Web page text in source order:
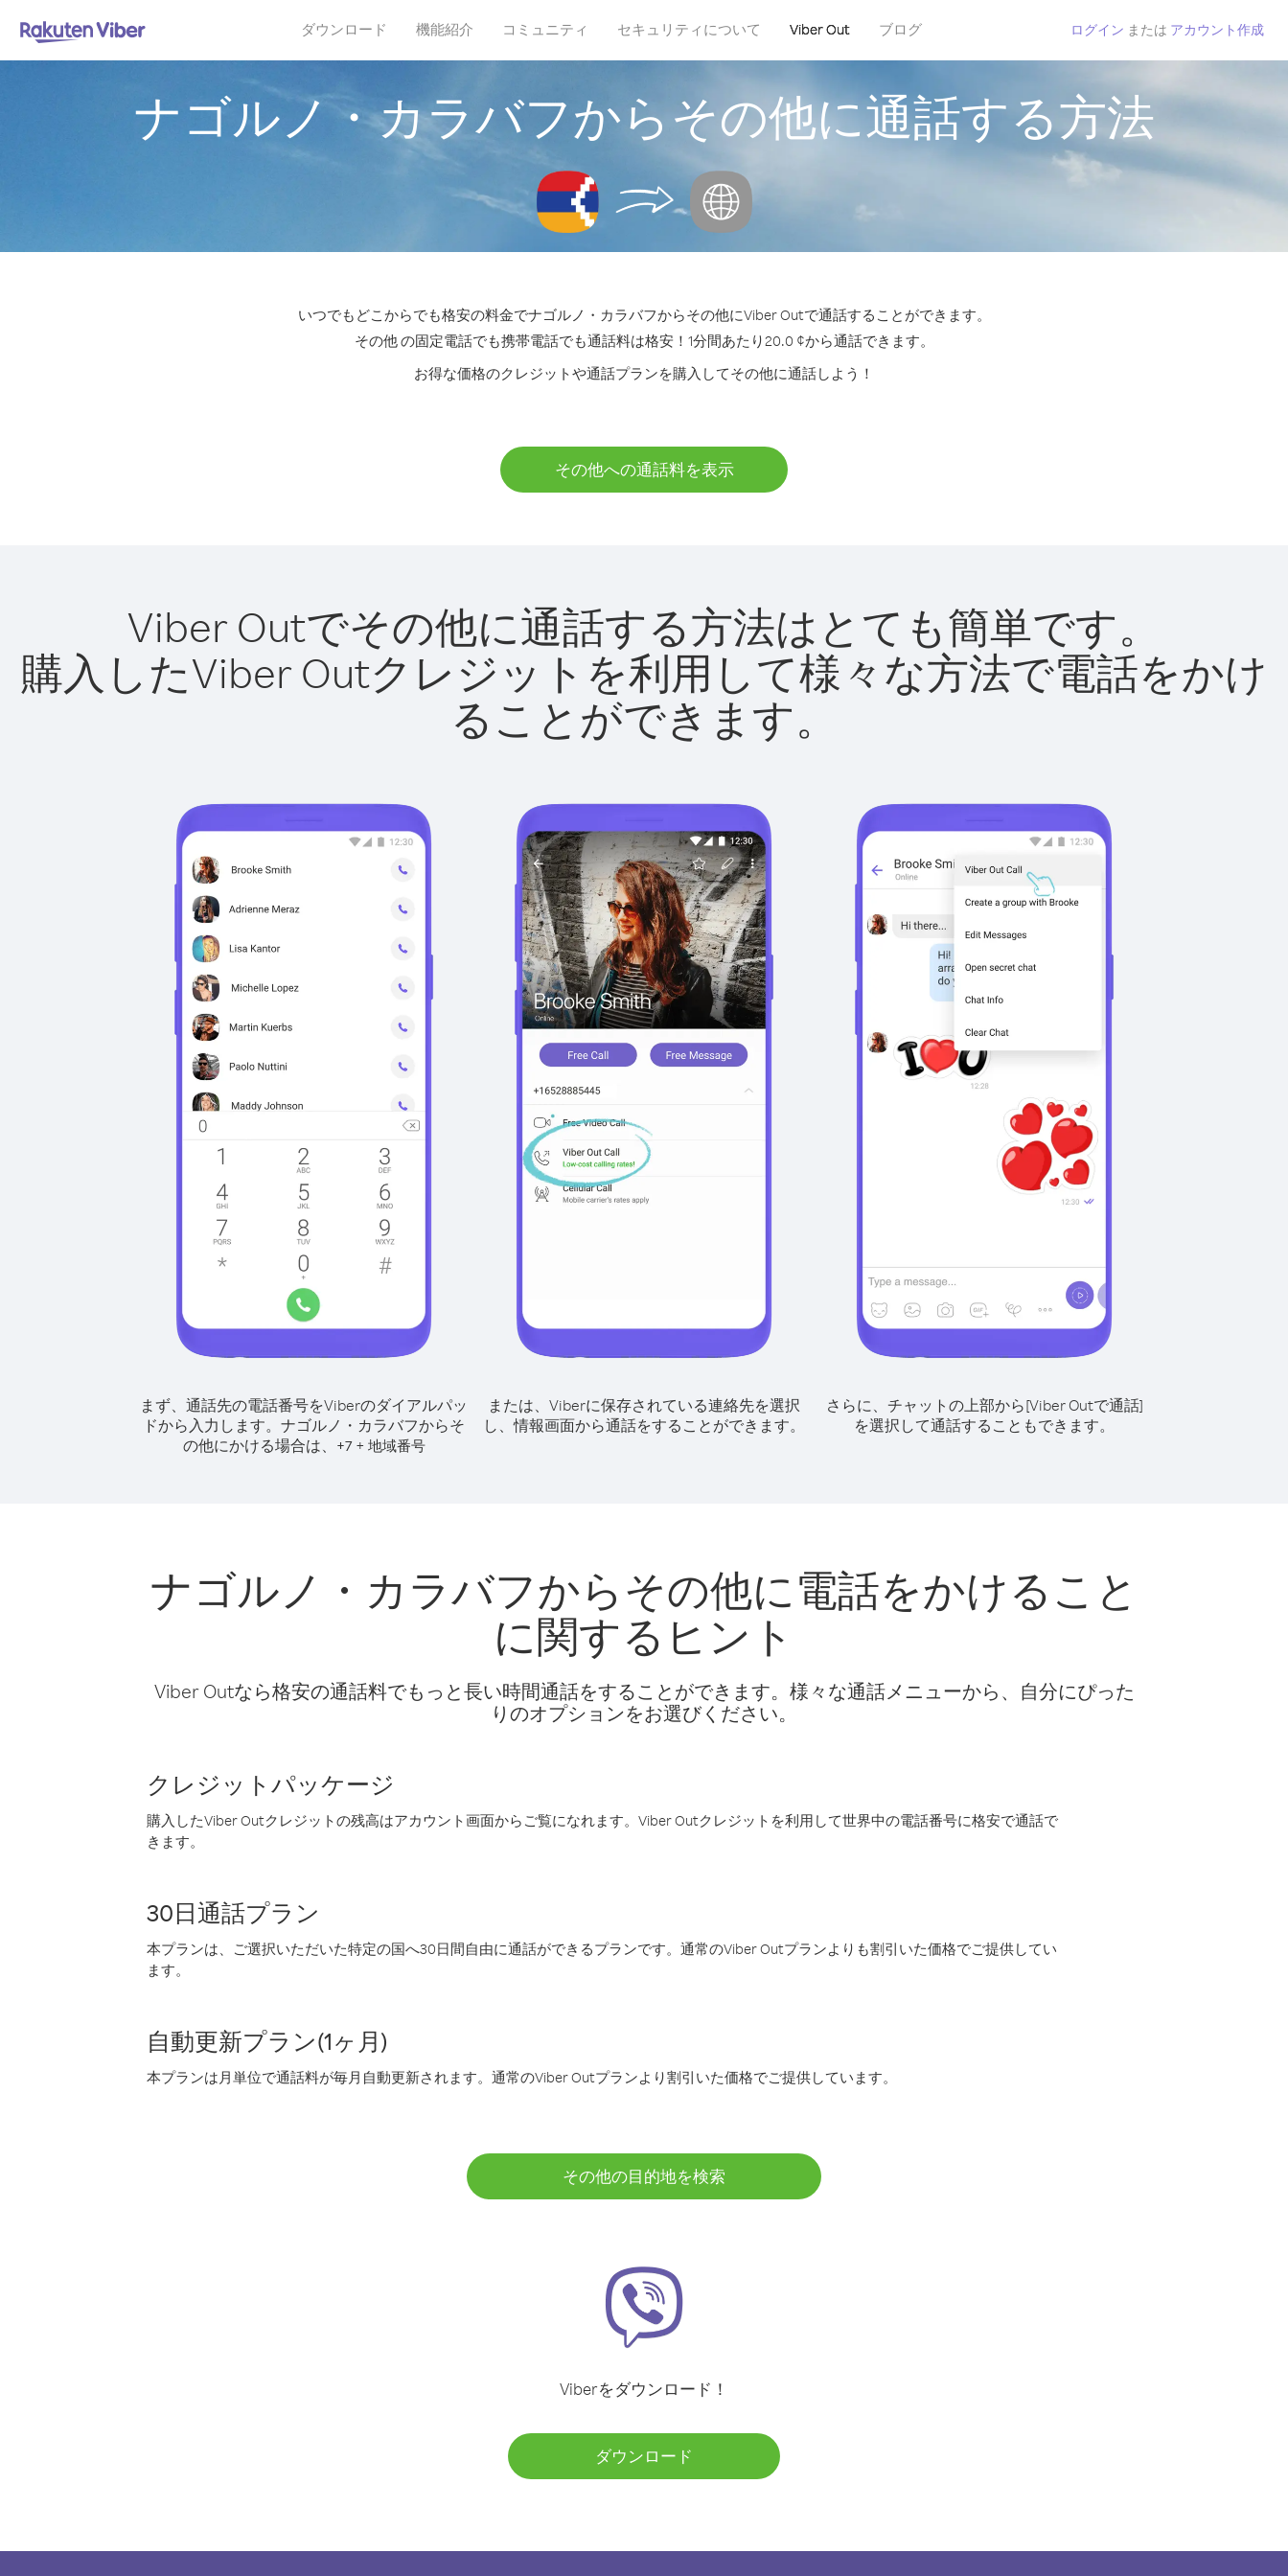
ダウンロード 機能紹介 コミュニティ セキュリティについて Viber Out ブログ ログイン または アカウント作成
ナゴルノ・カラバフからその他に通話する方法
いつでもどこからでも格安の料金でナゴルノ・カラバフからその他にViber Outで通話することができます。
その他 の固定電話でも携帯電話でも通話料は格安！1分間あたり20.0 ¢から通話できます。
お得な価格のクレジットや通話プランを購入してその他に通話しよう！
その他への通話料を表示
Viber Outでその他に通話する方法はとても簡単です。
購入したViber Outクレジットを利用して様々な方法で電話をかけ
ることができます。
まず、通話先の電話番号をViberのダイアルパッ
ドから入力します。 ナゴルノ・カラバフからそ
の他にかける場合は、
+7+ 地域番号
または、Viberに保存されている連絡先を選択
し、情報画面から通話をすることができます。
さらに、チャットの上部から[Viber Outで通話]
を選択して通話することもできます。
ナゴルノ・カラバフからその他に電話をかけること
に関するヒント
Viber Outなら格安の通話料でもっと長い時間通話をすることができます。様々な通話メニューから、自分にぴった
りのオプションをお選びください。
クレジットパッケージ
購入したViber Outクレジットの残高はアカウント画面からご覧になれます。Viber Outクレジットを利用して世界中の電話番号に格安で通話で
きます。
30日通話プラン
本プランは、ご選択いただいた特定の国へ30日間自由に通話ができるプランです。通常のViber Outプランよりも割引いた価格でご提供してい
ます。
自動更新プラン(1ヶ月)
本プランは月単位で通話料が毎月自動更新されます。通常のViber Outプランより割引いた価格でご提供しています。
その他の目的地を検索
Viberをダウンロード！
ダウンロード